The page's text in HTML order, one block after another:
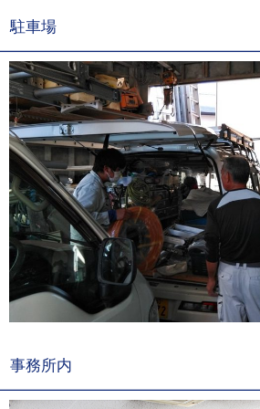
駐車場
事務所内